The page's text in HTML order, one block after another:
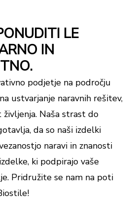
LE
IN
podjetje na področju
ustvarjanje naravnih rešitev,
Naša strast do
da so naši izdelki
naravi in znanosti
ki podpirajo vaše
Pridružite se nam na poti